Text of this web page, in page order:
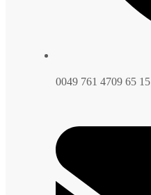
0049 761 4709 65 15